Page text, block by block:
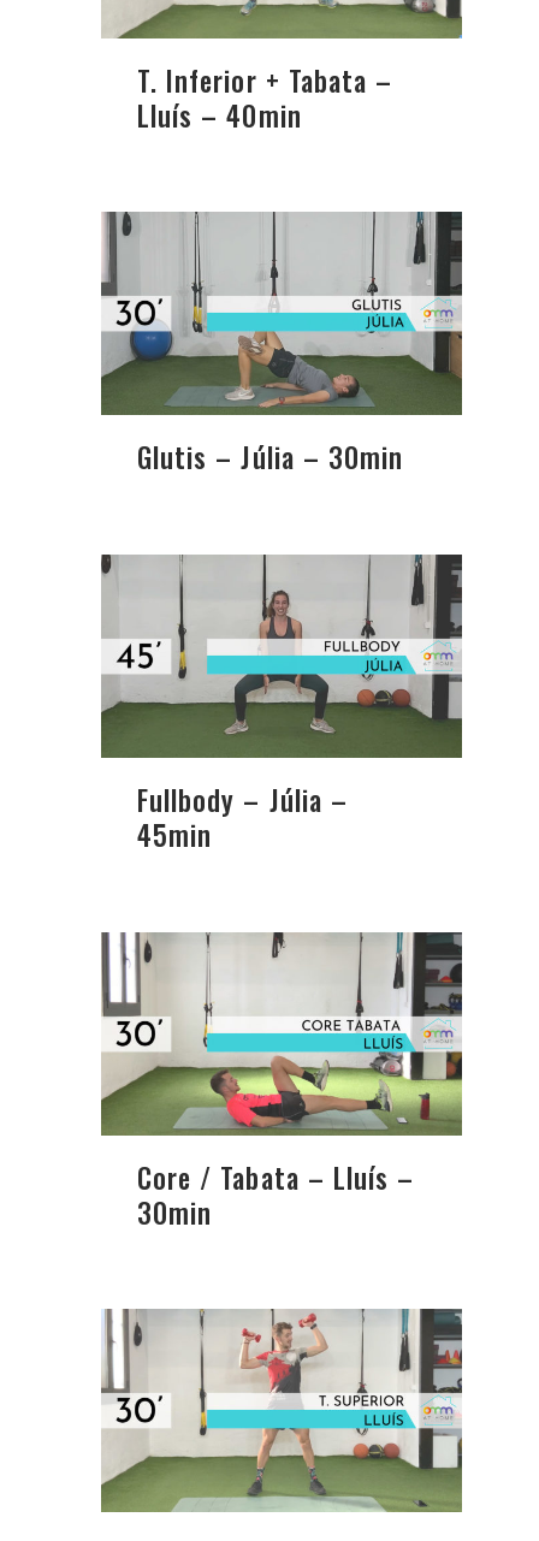
T. Inferior + Tabata –
Lluís – 40min
Glutis – Júlia – 30min
Fullbody – Júlia –
45min
Core / Tabata – Lluís –
30min